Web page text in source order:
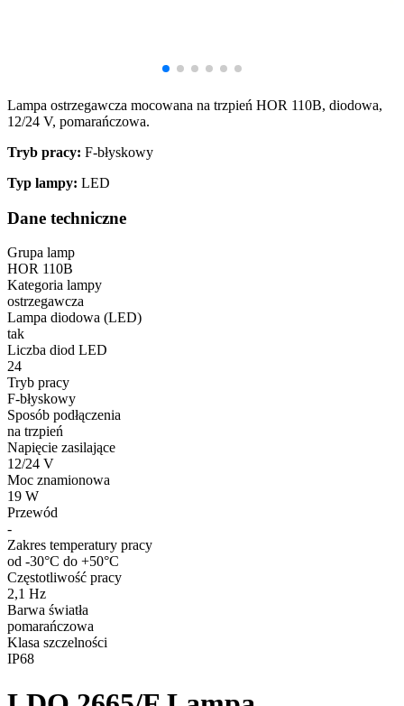
Lampa ostrzegawcza mocowana na trzpień HOR 110B, diodowa,
12/24 V, pomarańczowa.
Tryb pracy: F-błyskowy
Typ lampy: LED
Dane techniczne
Grupa lamp
HOR 110B
Kategoria lampy
ostrzegawcza
Lampa diodowa (LED)
tak
Liczba diod LED
24
Tryb pracy
F-błyskowy
Sposób podłączenia
na trzpień
Napięcie zasilające
12/24 V
Moc znamionowa
19 W
Przewód
-
Zakres temperatury pracy
od -30°C do +50°C
Częstotliwość pracy
2,1 Hz
Barwa światła
pomarańczowa
Klasa szczelności
IP68